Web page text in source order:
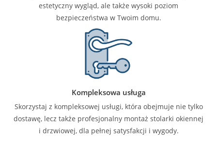
estetyczny wygląd, ale także wysoki poziom
bezpieczeństwa w Twoim domu.
Kompleksowa usługa
Skorzystaj z kompleksowej usługi, która obejmuje nie tylko
dostawę, lecz także profesjonalny montaż stolarki okiennej
i drzwiowej, dla pełnej satysfakcji i wygody.